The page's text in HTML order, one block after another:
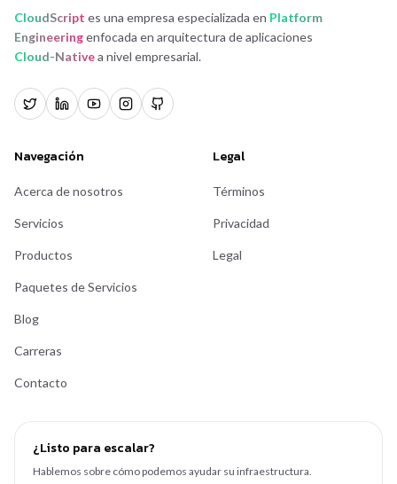
CloudScript es una empresa especializada en Platform
Engineeringenfocada en arquitectura de aplicaciones
Cloud-Nativea nivel empresarial.
Navegación
Acerca de nosotros
Servicios
Productos
Paquetes de Servicios
Blog
Carreras
Contacto
Legal
Términos
Privacidad
Legal
¿Listo para escalar?
Hablemos sobre cómo podemos ayudar su infraestructura.